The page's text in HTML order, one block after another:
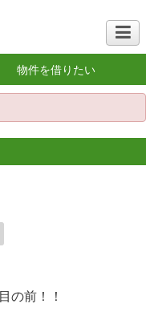
物件を借りたい
の前！！